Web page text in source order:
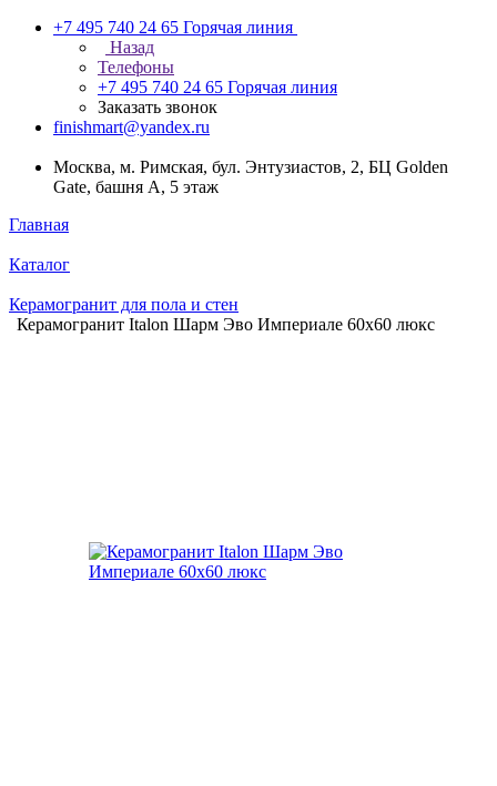
+7 495 740 24 65 Горячая линия
Назад
Телефоны
+7 495 740 24 65 Горячая линия
Заказать звонок
finishmart@yandex.ru
Москва, м. Римская, бул. Энтузиастов, 2, БЦ Golden
Gate, башня А, 5 этаж
Главная
Каталог
Керамогранит для пола и стен
Керамогранит Italon Шарм Эво Империале 60х60 люкс